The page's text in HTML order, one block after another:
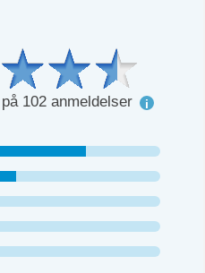
102 anmeldelser